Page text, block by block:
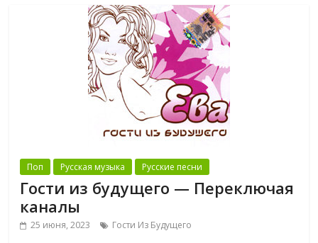
Поп Русская музыка Русские песни
Гости из будущего — Переключая
каналы
25 июня, 2023 Гости Из Будущего